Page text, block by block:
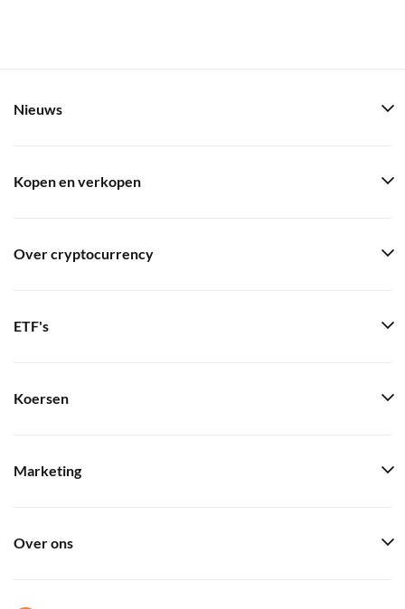
Nieuws
Kopen en verkopen
Over cryptocurrency
ETF's
Koersen
Marketing
Over ons